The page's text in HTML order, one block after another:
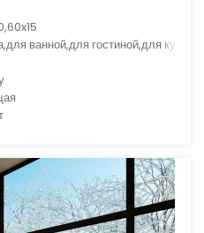
ванной,для гостиной,для кухни